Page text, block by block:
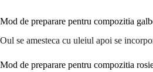
Mod de preparare pentru compozitia
Oul se amesteca cu uleiul apoi se
Mod de preparare pentru compozitia